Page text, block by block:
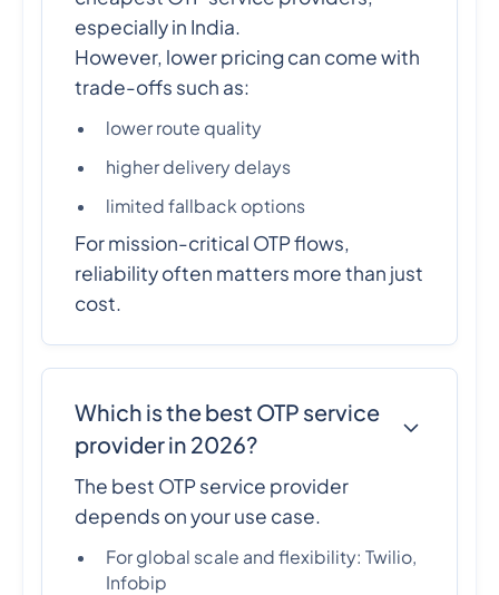
especially in India.
However, lower pricing can come with
trade-offs such as:
lower route quality
higher delivery delays
limited fallback options
For mission-critical OTP flows,
reliability often matters more than just
cost.
Which is the best OTP service
provider in 2026?
The best OTP service provider
depends on your use case.
For global scale and flexibility: Twilio,
Infobip